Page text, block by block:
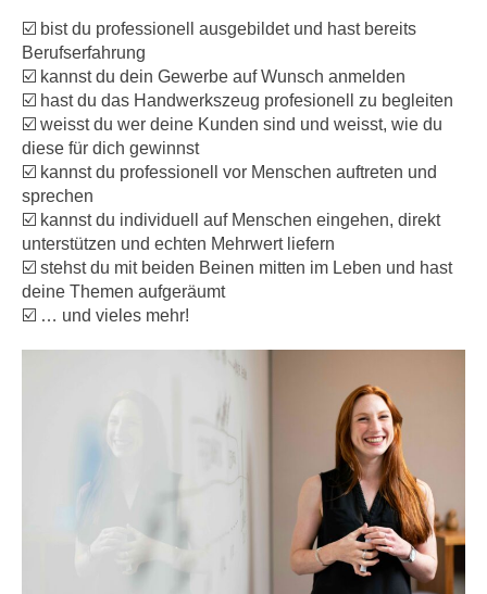
☑️ bist du professionell ausgebildet und hast bereits
Berufserfahrung
☑️ kannst du dein Gewerbe auf Wunsch anmelden
☑️ hast du das Handwerkszeug profesionell zu begleiten
☑️ weisst du wer deine Kunden sind und weisst, wie du
diese für dich gewinnst
☑️ kannst du professionell vor Menschen auftreten und
sprechen
☑️ kannst du individuell auf Menschen eingehen, direkt
unterstützen und echten Mehrwert liefern
☑️ stehst du mit beiden Beinen mitten im Leben und hast
deine Themen aufgeräumt
☑️ … und vieles mehr!